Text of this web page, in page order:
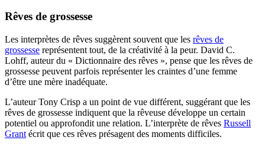
Rêves de grossesse
Les interprètes de rêves suggèrent souvent que les rêves de
grossesse représentent tout, de la créativité à la peur. David C.
Lohff, auteur du « Dictionnaire des rêves », pense que les rêves de
grossesse peuvent parfois représenter les craintes d’une femme
d’être une mère inadéquate.
L’auteur Tony Crisp a un point de vue différent, suggérant que les
rêves de grossesse indiquent que la rêveuse développe un certain
potentiel ou approfondit une relation. L’interprète de rêves Russell
Grant écrit que ces rêves présagent des moments difficiles.